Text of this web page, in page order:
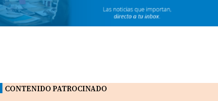
CONTENIDO PATROCINADO